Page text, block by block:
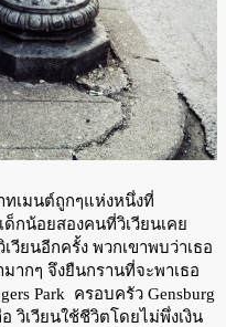
ทเมนต์ถูกๆแห่งหนึ่งที่
ด็กน้อยสองคนที่วิเวียนเคย
วียนอีกครั้ง พวกเขาพบว่าเธอ
ากๆ จึงยืนกรานที่จะพาเธอ
Park ครอบครัว Gensburg
วิเวียนใช้ชีวิตโดยไม่พึ่งเงิน